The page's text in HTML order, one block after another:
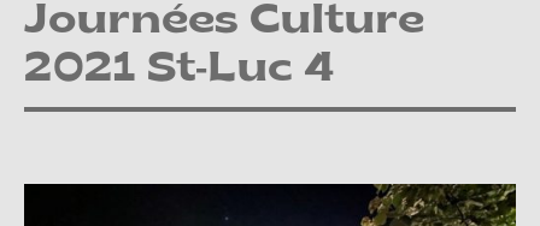
Journées Culture
2021 St-Luc 4